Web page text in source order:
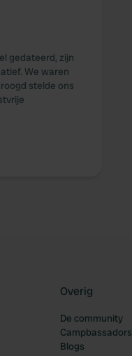
gedateerd, zijn
We waren
stelde ons
Overig
De community
Campbassadors
Blogs